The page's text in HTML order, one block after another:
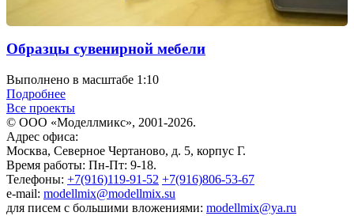
Образцы сувенирной мебели
Выполнено в масштабе 1:10
Подробнее
Все проекты
© ООО «Моделлмикс», 2001-2026.
Адрес офиса:
Москва, Северное Чертаново, д. 5, корпус Г.
Время работы: Пн-Пт: 9-18.
Телефоны: +7(916)119-91-52 +7(916)806-53-67
e-mail: modellmix@modellmix.su
для писем с большими вложениями: modellmix@ya.ru